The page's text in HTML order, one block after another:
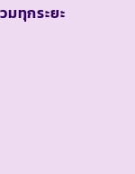
มทุกระยะ